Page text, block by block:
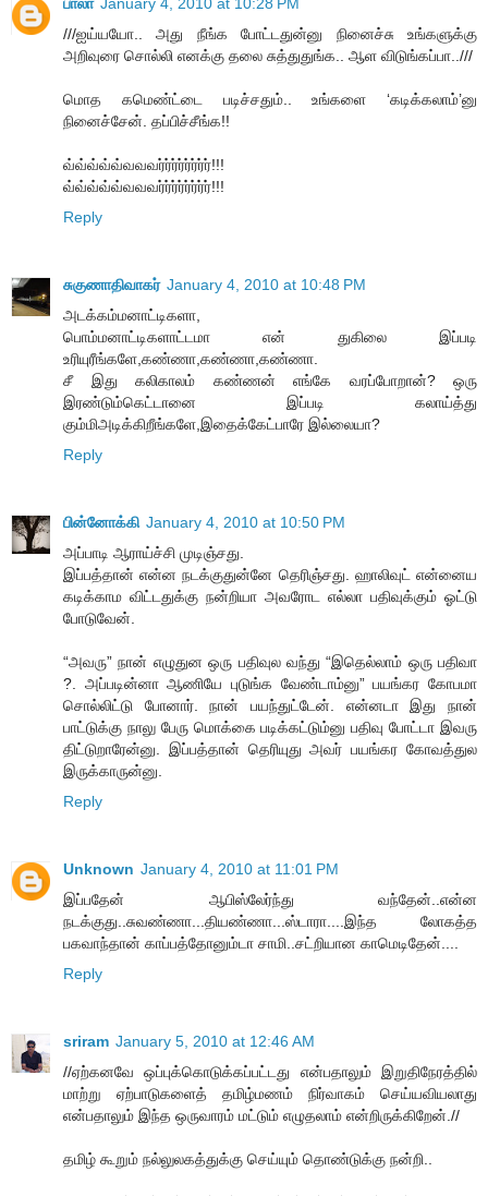
பாலா January 4, 2010 at 10:28 PM
///ஐய்யயோ.. அது நீங்க போட்டதுன்னு நினைச்சு உங்களுக்கு
அறிவுரை சொல்லி எனக்கு தலை சுத்துதுங்க.. ஆள விடுங்கப்பா..///
மொத கமெண்ட்டை படிச்சதும்.. உங்களை ‘கடிக்கலாம்’னு
நினைச்சேன். தப்பிச்சீங்க!!
வ்வ்வ்வ்வ்வவவர்ர்ர்ர்ர்ர்ர்ர்!!!
வ்வ்வ்வ்வ்வவவர்ர்ர்ர்ர்ர்ர்ர்!!!
Reply
சுகுணாதிவாகர் January 4, 2010 at 10:48 PM
அடக்கம்மனாட்டிகளா,
பொம்மனாட்டிகளாட்டமா என் துகிலை இப்படி
உரியுரீங்களே,கண்ணா,கண்ணா,கண்ணா.
சீ இது கலிகாலம் கண்ணன் எங்கே வரப்போறான்? ஒரு
இரண்டும்கெட்டானை இப்படி கலாய்த்து
கும்மிஅடிக்கிறீங்களே,இதைக்கேட்பாரே இல்லையா?
Reply
பின்னோக்கி January 4, 2010 at 10:50 PM
அப்பாடி ஆராய்ச்சி முடிஞ்சது.
இப்பத்தான் என்ன நடக்குதுன்னே தெரிஞ்சது. ஹாலிவுட் என்னைய
கடிக்காம விட்டதுக்கு நன்றியா அவரோட எல்லா பதிவுக்கும் ஓட்டு
போடுவேன்.
“அவரு” நான் எழுதுன ஒரு பதிவுல வந்து “இதெல்லாம் ஒரு பதிவா
?. அப்படின்னா ஆணியே புடுங்க வேண்டாம்னு” பயங்கர கோபமா
சொல்லிட்டு போனார். நான் பயந்துட்டேன். என்னடா இது நான்
பாட்டுக்கு நாலு பேரு மொக்கை படிக்கட்டும்னு பதிவு போட்டா இவரு
திட்டுறாரேன்னு. இப்பத்தான் தெரியுது அவர் பயங்கர கோவத்துல
இருக்காருன்னு.
Reply
Unknown January 4, 2010 at 11:01 PM
இப்பதேன் ஆபிஸ்லேர்ந்து வந்தேன்..என்ன
நடக்குது..சுவண்ணா...தியண்ணா...ஸ்டாரா....இந்த லோகத்த
பகவாந்தான் காப்பத்தோனும்டா சாமி..சட்றியான காமெடிதேன்....
Reply
sriram January 5, 2010 at 12:46 AM
//ஏற்கனவே ஒப்புக்கொடுக்கப்பட்டது என்பதாலும் இறுதிநேரத்தில்
மாற்று ஏற்பாடுகளைத் தமிழ்மணம் நிர்வாகம் செய்யவியலாது
என்பதாலும் இந்த ஒருவாரம் மட்டும் எழுதலாம் என்றிருக்கிறேன்.//
தமிழ் கூறும் நல்லுலகத்துக்கு செய்யும் தொண்டுக்கு நன்றி..